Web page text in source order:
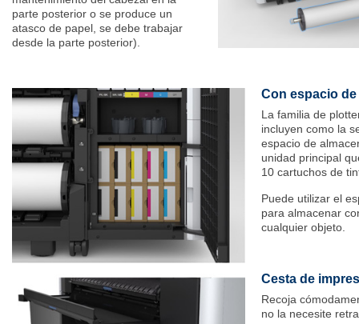
parte posterior o se produce un
atasco de papel, se debe trabajar
desde la parte posterior).
Con espacio
La familia de
incluyen como la
espacio de
unidad principal
10 cartuchos de
Puede utilizar el
para almacenar
cualquier objeto.
Cesta de
Recoja
no la necesite